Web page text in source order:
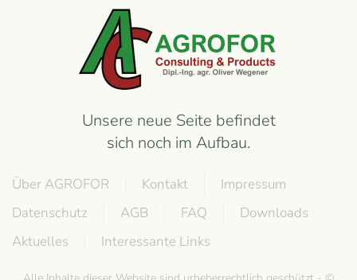
Unsere neue Seite befindet
sich noch im Aufbau.
Über AGROFOR Kontakt
Impressum
Datenschutz
AGB FAQ
Downloads
Aktuelles
Interessante Links